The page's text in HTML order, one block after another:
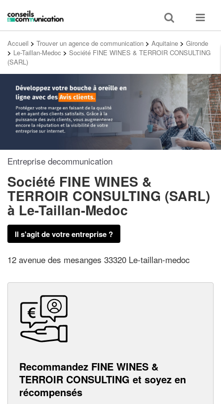
Toggle
search
Toggle
Accueil > Trouver un agence de communication > Aquitaine > Gironde
> Le-Taillan-Medoc > Société FINE WINES & TERROIR CONSULTING
(SARL)
Entreprise decommunication
Société FINE WINES &
TERROIR CONSULTING (SARL)
à Le-Taillan-Medoc
Il s'agit de votre entreprise ?
12 avenue des mesanges 33320 Le-taillan-medoc
Recommandez FINE WINES &
TERROIR CONSULTING et soyez en
récompensés